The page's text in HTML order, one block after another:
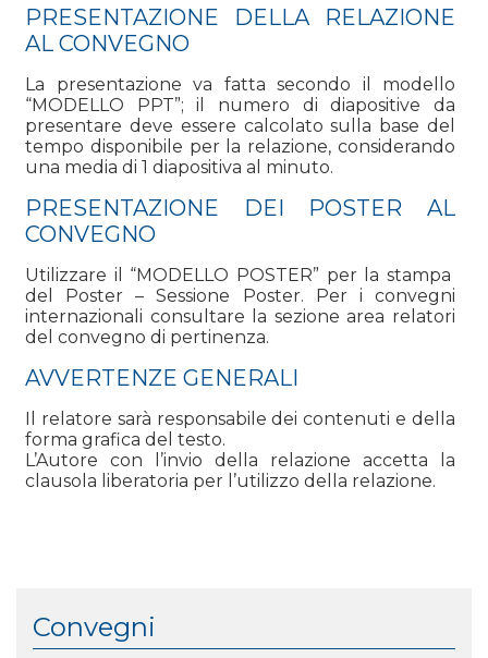
Convegni
PRESENTAZIONE DELLA RELAZIONE
AL CONVEGNO
La presentazione va fatta secondo il modello
“MODELLO PPT”; il numero di diapositive da
presentare deve essere calcolato sulla base del
tempo disponibile per la relazione, considerando
una media di 1 diapositiva al minuto.
PRESENTAZIONE DEI POSTER AL
CONVEGNO
Utilizzare il “MODELLO POSTER” per la stampa
del Poster – Sessione Poster. Per i convegni
internazionali consultare la sezione area relatori
del convegno di pertinenza.
AVVERTENZE GENERALI
Il relatore sarà responsabile dei contenuti e della
forma grafica del testo.
L’Autore con l’invio della relazione accetta la
clausola liberatoria per l’utilizzo della relazione.